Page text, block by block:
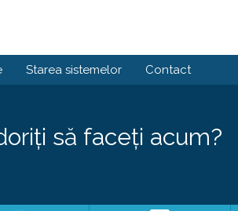
Starea sistemelor Contact
să faceți acum?